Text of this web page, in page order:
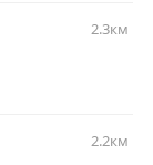
2.3км
2.2км